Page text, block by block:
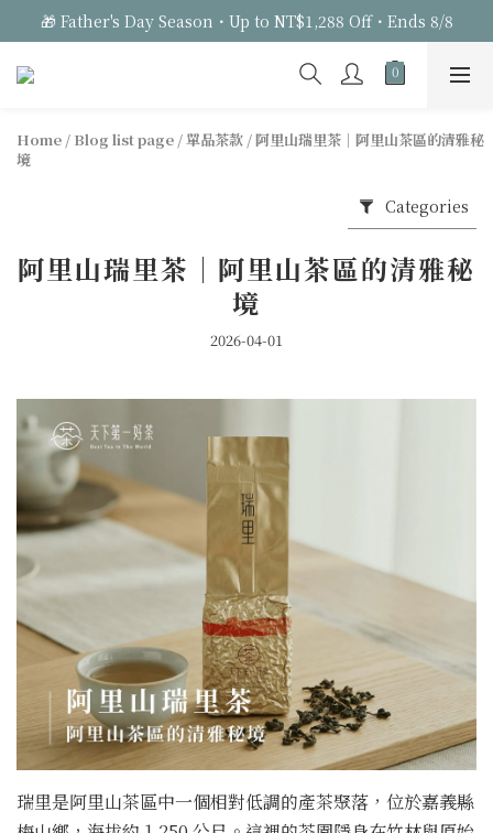
🎁 Father's Day Season・Up to NT$1,288 Off・Ends 8/8
Home / Blog list page /單品茶款 /阿里山瑞里茶｜阿里山茶區的清雅秘
境
Categories
阿里山瑞里茶｜阿里山茶區的清雅秘
境
2026-04-01
瑞里是阿里山茶區中一個相對低調的產茶聚落，位於嘉義縣